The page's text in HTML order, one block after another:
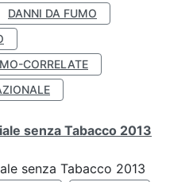
DANNI DA FUMO
CORRELATE
senza Tabacco 2013
senza Tabacco 2013